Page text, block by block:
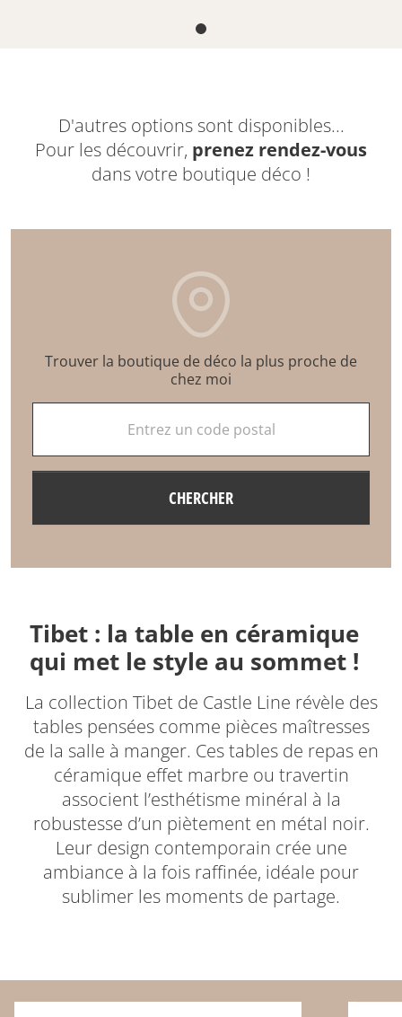
D'autres options sont disponibles...
Pour les découvrir, prenez rendez-vous
dans votre boutique déco !
Trouver la boutique de déco la plus proche de
chez moi
CHERCHER
Tibet : la table en céramique
qui met le style au sommet !
La collection Tibet de Castle Line révèle des
tables pensées comme pièces maîtresses
de la salle à manger. Ces tables de repas en
céramique effet marbre ou travertin
associent l’esthétisme minéral à la
robustesse d’un piètement en métal noir.
Leur design contemporain crée une
ambiance à la fois raffinée, idéale pour
sublimer les moments de partage.